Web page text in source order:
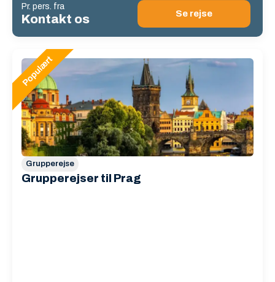
Pr. pers. fra
Kontakt os Se rejse
Grupperejse
Grupperejser til Prag